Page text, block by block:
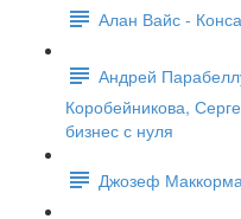
Алан Вайс -
Андрей
Коробейникова,
бизнес с нуля
Джозеф